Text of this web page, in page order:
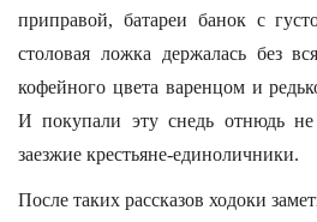
приправой, батареи банок с
столовая ложка держалась без
кофейного цвета варенцом и
И покупали эту снедь отнюдь
заезжие крестьяне-единоличники.
После таких рассказов ходоки